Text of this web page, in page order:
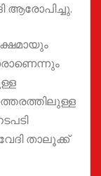
ആരോപിച്ചു.
താലൂക്ക്